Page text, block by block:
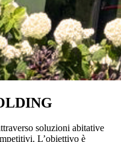
soluzioni abitative
L’obiettivo è